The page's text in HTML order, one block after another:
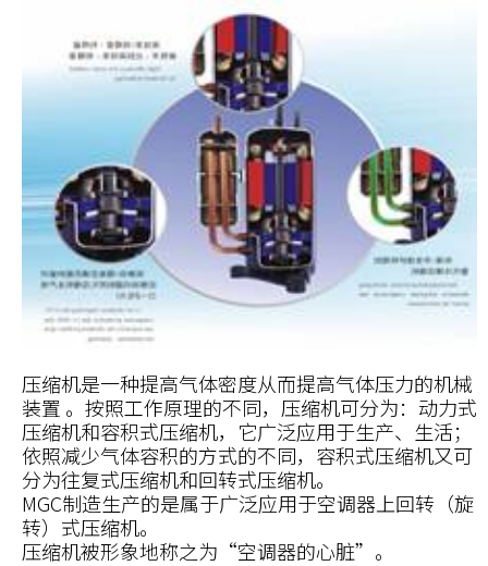
压缩机是一种提高气体密度从而提高气体压力的机械
装置 。按照工作原理的不同，压缩机可分为：动力式
压缩机和容积式压缩机，它广泛应用于生产、生活；
依照减少气体容积的方式的不同，容积式压缩机又可
分为往复式压缩机和回转式压缩机。
MGC制造生产的是属于广泛应用于空调器上回转（旋
转）式压缩机。
压缩机被形象地称之为“空调器的心脏”。